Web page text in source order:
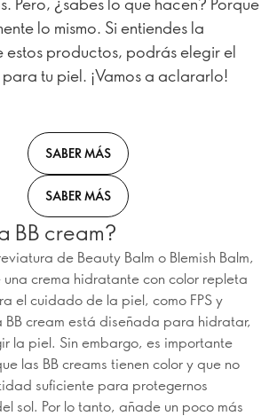
lo mismo. Si entiendes la
estos productos, podrás elegir el
tu piel. ¡Vamos a aclararlo!
SABER MÁS
SABER MÁS
BB cream?
de Beauty Balm o Blemish Balm,
una crema hidratante con color repleta
el cuidado de la piel, como FPS y
cream está diseñada para hidratar,
la piel. Sin embargo, es importante
las BB creams tienen color y que no
suficiente para protegernos
sol. Por lo tanto, añade un poco más